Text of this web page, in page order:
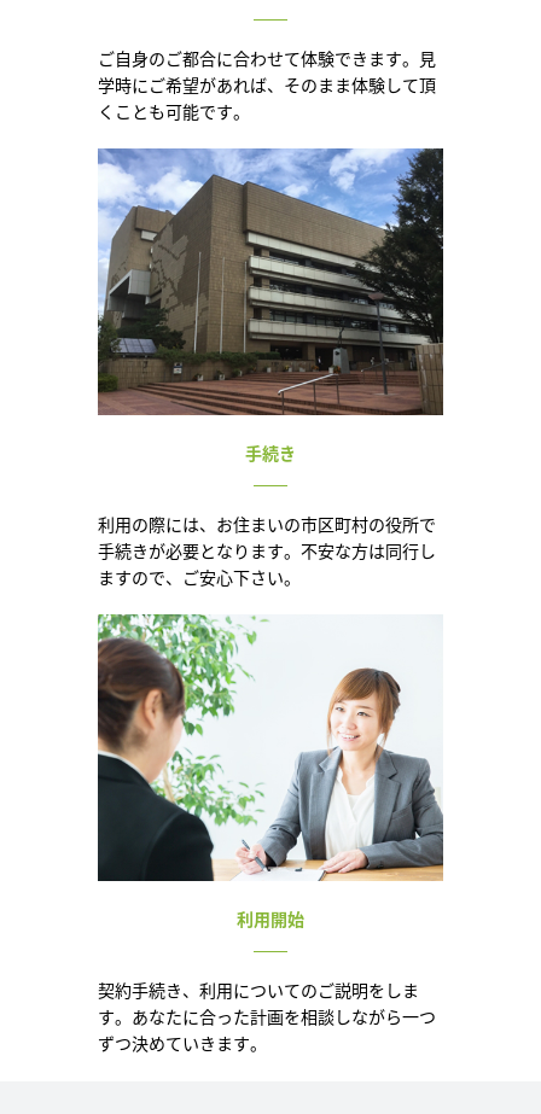
ご自身のご都合に合わせて体験できます。見
学時にご希望があれば、そのまま体験して頂
くことも可能です。
手続き
利用の際には、お住まいの市区町村の役所で
手続きが必要となります。不安な方は同行し
ますので、ご安心下さい。
利用開始
契約手続き、利用についてのご説明をしま
す。あなたに合った計画を相談しながら一つ
ずつ決めていきます。